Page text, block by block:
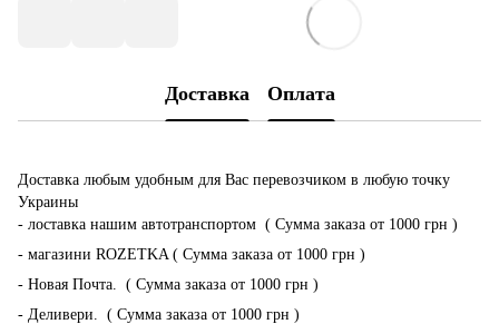
Доставка Оплата
Доставка любым удобным для Вас перевозчиком в любую точку
Украины
- лоставка нашим автотранспортом ( Сумма заказа от 1000 грн )
- магазини ROZETKA ( Сумма заказа от 1000 грн )
- Новая Почта. ( Сумма заказа от 1000 грн )
- Деливери. ( Сумма заказа от 1000 грн )